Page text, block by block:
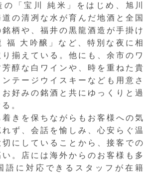
の「宝川 純米」をはじめ、旭川
の清冽な水が育んだ地酒と全国
柄や、福井の黒龍酒造が手掛け
福 大吟醸」など、特別な夜に相
揃えている。他にも、余市のワ
醇な白ワインや、時を重ねた貴
テージウイスキーなども用意さ
好みの銘酒と共にゆっくりと過
。
きを保ちながらもお客様への気
ず、会話を愉しみ、心安らぐ温
にしていることから、接客での
。店には海外からのお客様も多
語に対応できるスタッフが在籍